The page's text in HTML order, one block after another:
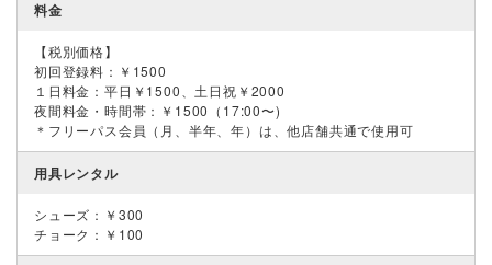
料金
【税別価格】
初回登録料：￥1500
１日料金：平日￥1500、土日祝￥2000
夜間料金・時間帯：￥1500（17:00〜)
＊フリーパス会員（月、半年、年）は、他店舗共通で使用可
用具レンタル
シューズ：￥300
チョーク：￥100